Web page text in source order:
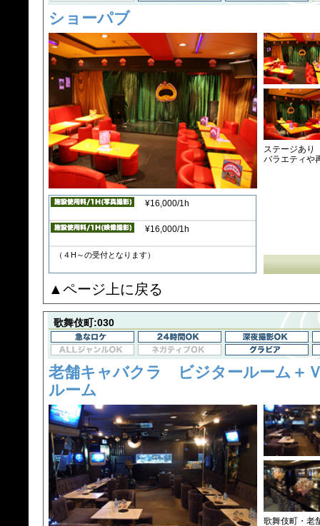
ショーパブ
¥16,000/1h
¥16,000/1h
（４H～の受付となります）
ステージあり
バラエティや
▲ページ上に戻る
歌舞伎町:030
老舗キャバクラ ビジタールーム＋
ルーム
歌舞伎町・老